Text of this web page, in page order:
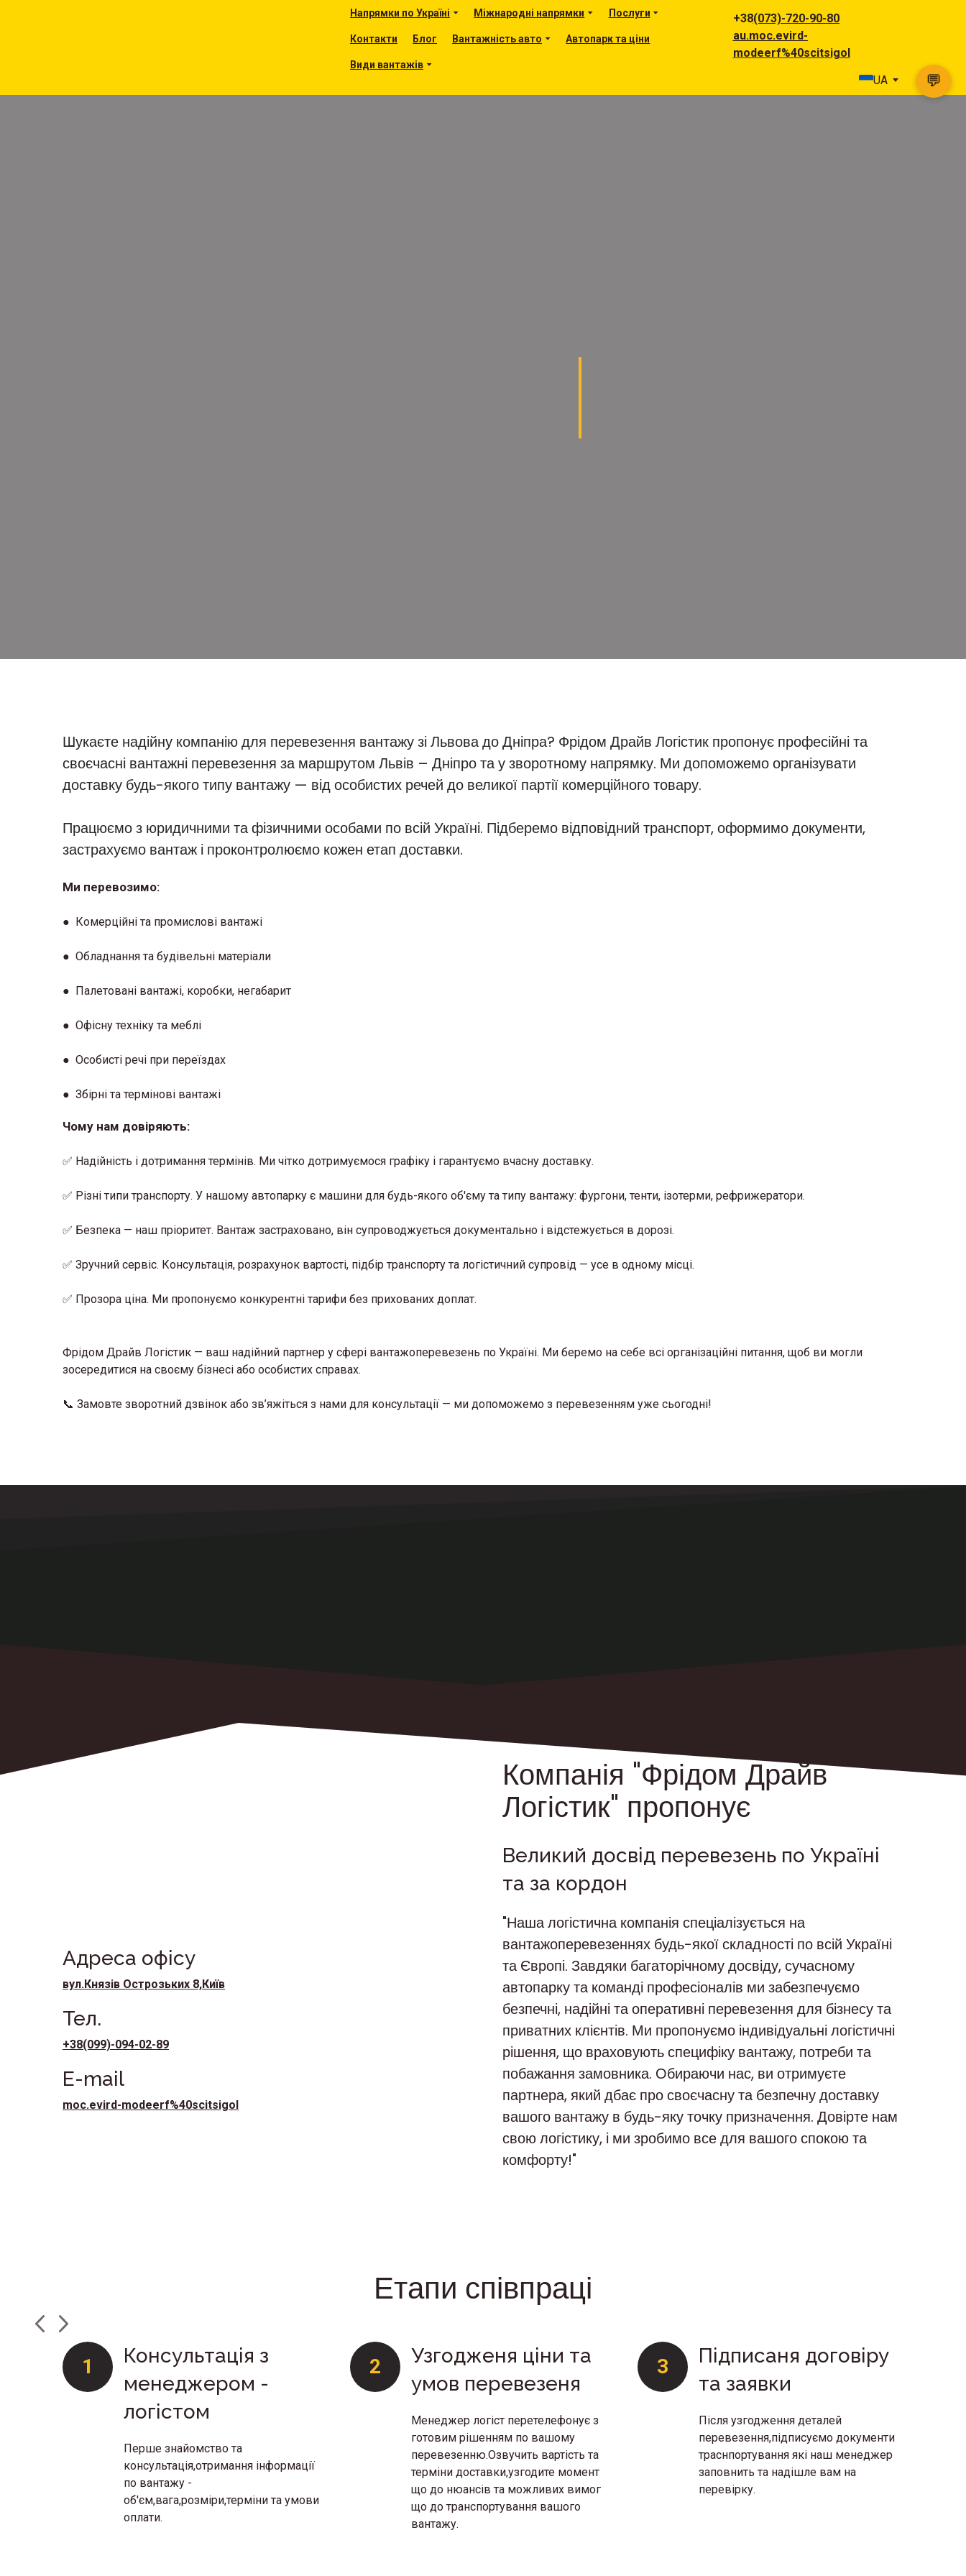
Напрямки по Україні Міжнародні напрямки Послуги
Контакти Блог Вантажність авто Автопарк та ціни
Види вантажів
+38(073)-720-90-80
au.moc.evird-
modeerf%40scitsigol
UA
Шукаєте надійну компанію для перевезення вантажу зі Львова до Дніпра? Фрідом Драйв Логістик пропонує професійні та
своєчасні вантажні перевезення за маршрутом Львів – Дніпро та у зворотному напрямку. Ми допоможемо організувати
доставку будь-якого типу вантажу — від особистих речей до великої партії комерційного товару.
Працюємо з юридичними та фізичними особами по всій Україні. Підберемо відповідний транспорт, оформимо документи,
застрахуємо вантаж і проконтролюємо кожен етап доставки.
Ми перевозимо:
● Комерційні та промислові вантажі
● Обладнання та будівельні матеріали
● Палетовані вантажі, коробки, негабарит
● Офісну техніку та меблі
● Особисті речі при переїздах
● Збірні та термінові вантажі
Чому нам довіряють:
✅ Надійність і дотримання термінів. Ми чітко дотримуємося графіку і гарантуємо вчасну доставку.
✅ Різні типи транспорту. У нашому автопарку є машини для будь-якого об'єму та типу вантажу: фургони, тенти, ізотерми, рефрижератори.
✅ Безпека — наш пріоритет. Вантаж застраховано, він супроводжується документально і відстежується в дорозі.
✅ Зручний сервіс. Консультація, розрахунок вартості, підбір транспорту та логістичний супровід — усе в одному місці.
✅ Прозора ціна. Ми пропонуємо конкурентні тарифи без прихованих доплат.
Фрідом Драйв Логістик — ваш надійний партнер у сфері вантажоперевезень по Україні. Ми беремо на себе всі організаційні питання, щоб ви могли
зосередитися на своєму бізнесі або особистих справах.
📞 Замовте зворотний дзвінок або зв’яжіться з нами для консультації — ми допоможемо з перевезенням уже сьогодні!
Адреса офісу
вул.Князів Острозьких 8,Київ
Тел.
+38(099)-094-02-89
E-mail
moc.evird-modeerf%40scitsigol
Компанія "Фрідом Драйв
Логістик" пропонує
Великий досвід перевезень по Україні
та за кордон
"Наша логістична компанія спеціалізується на
вантажоперевезеннях будь-якої складності по всій Україні
та Європі. Завдяки багаторічному досвіду, сучасному
автопарку та команді професіоналів ми забезпечуємо
безпечні, надійні та оперативні перевезення для бізнесу та
приватних клієнтів. Ми пропонуємо індивідуальні логістичні
рішення, що враховують специфіку вантажу, потреби та
побажання замовника. Обираючи нас, ви отримуєте
партнера, який дбає про своєчасну та безпечну доставку
вашого вантажу в будь-яку точку призначення. Довірте нам
свою логістику, і ми зробимо все для вашого спокою та
комфорту!"
Етапи співпраці
1
Консультація з
менеджером -
логістом
Перше знайомство та
консультація,отримання інформації
по вантажу -
об'єм,вага,розміри,терміни та умови
оплати.
2
Узгодженя ціни та
умов перевезеня
Менеджер логіст перетелефонує з
готовим рішенням по вашому
перевезенню.Озвучить вартість та
терміни доставки,узгодите момент
що до нюансів та можливих вимог
що до транспортування вашого
вантажу.
3
Підписаня договіру
та заявки
Після узгодження деталей
перевезення,підписуємо документи
траснпортування які наш менеджер
заповнить та надішле вам на
перевірку.
💬